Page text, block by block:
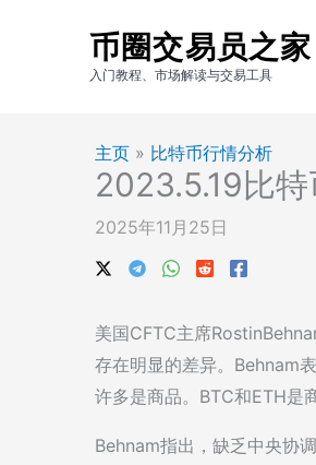
币圈交易员之家
入门教程、市场解读与交易工具
主页 » 比特币行情分析
2023.5.19比
2025年11月25日
美国CFTC主席
存在明显的差异。Behnam
许多是商品。BTC和ETH是
Behnam指出，缺乏中央协